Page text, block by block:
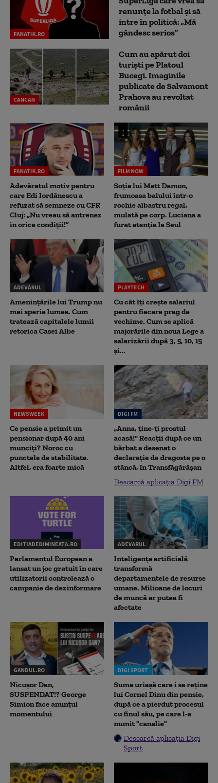
FANATIK.RO
renunțe la fotbal și să
intre în politică: „Mă
gândesc serios”
CANCAN
Cum au apărut doi
turiști pe Platoul
Bucegi. Imaginile
publicate de Salvamont
Prahova au revoltat
românii
FANATIK.RO
Adevăratul motiv pentru
care Edi Iordănescu a
refuzat să semneze cu CFR
Cluj: „Nu vreau să antrenez
în orice condiții!”
FILM NOW
Soția lui Matt Damon,
frumoasa balului într-o
rochie albastru regal,
mulată pe corp. Luciana a
furat atenția la Seul
ADEVĂRUL
Amenințările lui Trump nu
mai sperie lumea. Cum
tratează capitalele lumii
retorica Casei Albe
PLAYTECH
Cu cât îți crește salariul
pentru fiecare prag de
vechime. Cum se aplică
majorările din noua Lege a
salarizării după 3, 5, 10, 15
și...
NEWSWEEK
Ce pensie a primit un
pensionar după 40 ani
munciți? Noroc cu
punctele de stabilitate.
Altfel, era foarte mică
DIGI FM
„Anna, ţine-ţi prostul
acasă!" Reacţii după ce un
bărbat a desenat o
declaraţie de dragoste pe o
stâncă, în Transfăgărăşan
Descarcă aplicația Digi FM
EDITIADEDIMINEATA.RO
Parlamentul European a
lansat un joc gratuit în care
utilizatorii controlează o
campanie de dezinformare
ADEVARUL
Inteligența artificială
transformă
departamentele de resurse
umane. Milioane de locuri
de muncă ar putea fi
afectate
GANDUL.RO
Nicușor Dan,
SUSPENDAT!? George
Simion face anunțul
momentului
DIGI SPORT
Suma uriașă care i se reține
lui Cornel Dinu din pensie,
după ce a pierdut procesul
cu finul său, pe care l-a
numit "canalie"
Descarcă aplicația Digi
Sport